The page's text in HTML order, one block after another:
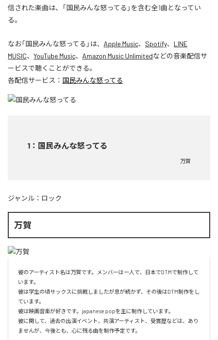
信された楽曲は、「国民みんな怒ってる」を含む全1曲となってい
る。
なお「国民みんな怒ってる 」は、 Apple Music、 Spotify、 LINE
MUSIC、 YouTube Music、 Amazon Music Unlimitedなどの音楽配信サ
ービスで聴くことができる。
各配信サービス： 国民みんな怒ってる
1 ： 国民みんな怒ってる
万賀
ジャンル： ロック
万賀
彼のアーティスト名は万賀です。メンバーは一人で、日本でDTMで制作して
います。
彼は学生の頃サックスに挑戦しましたが息が続かず、その後はDTM制作をし
ています。
彼は映画音楽が好きです。japanese popを主に制作しています。
彼に関して、過去の出演イベント、共演アーティスト、受賞歴などは、あり
ませんが、今後とも、心に残る曲を制作予定です。